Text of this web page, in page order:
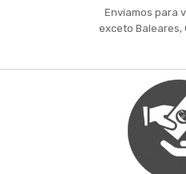
Enviamos para
exceto Baleares,